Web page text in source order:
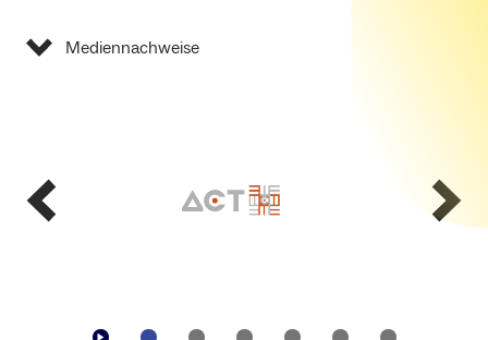
Mediennachweise